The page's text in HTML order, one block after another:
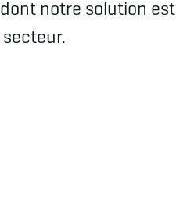
notre solution est